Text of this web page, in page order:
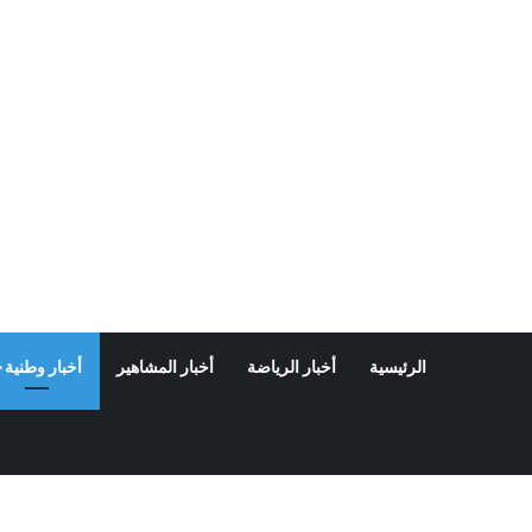
الرئيسية أخبار الرياضة أخبار المشاهير أخبار وطنية